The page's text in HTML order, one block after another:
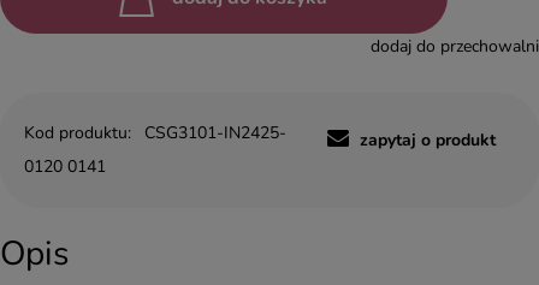
dodaj do przechowalni
Kod produktu:
CSG3101-IN2425-
0120 0141
zapytaj o produkt
Opis